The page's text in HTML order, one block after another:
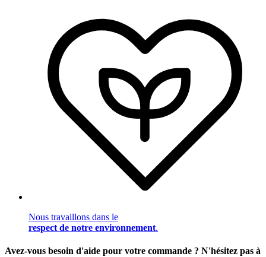
Nous travaillons dans le
respect de notre environnement.
Avez-vous besoin d'aide pour votre commande ? N'hésitez pas à